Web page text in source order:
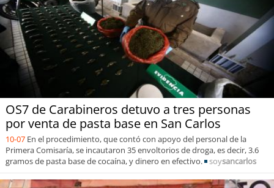
OS7 de Carabineros detuvo a tres personas
por venta de pasta base en San Carlos
10-07 En el procedimiento, que contó con apoyo del personal de la
Primera Comisaría, se incautaron 35 envoltorios de droga, es decir, 3.6
gramos de pasta base de cocaína, y dinero en efectivo.
soysancarlos